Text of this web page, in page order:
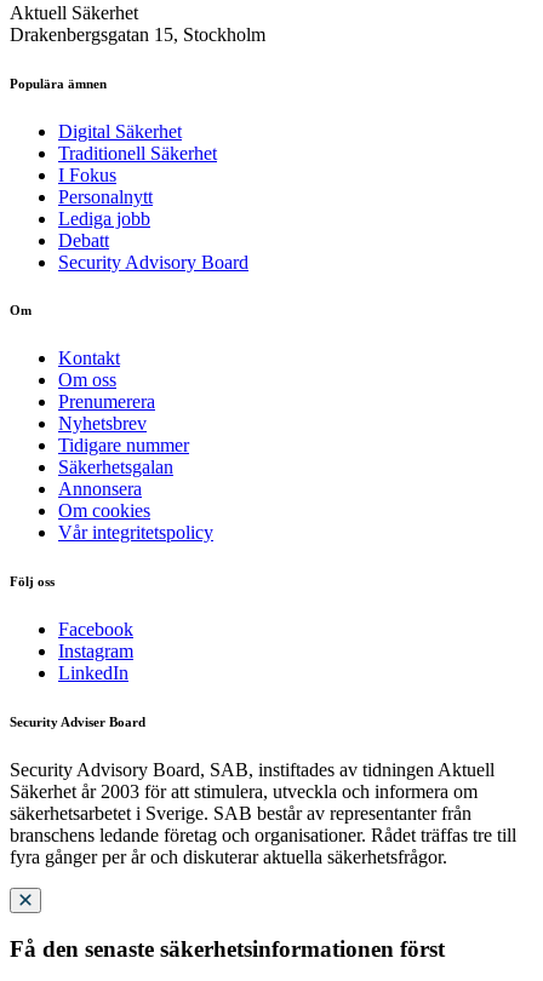
Aktuell Säkerhet
Drakenbergsgatan 15, Stockholm
Populära ämnen
Digital Säkerhet
Traditionell Säkerhet
I Fokus
Personalnytt
Lediga jobb
Debatt
Security Advisory Board
Om
Kontakt
Om oss
Prenumerera
Nyhetsbrev
Tidigare nummer
Säkerhetsgalan
Annonsera
Om cookies
Vår integritetspolicy
Följ oss
Facebook
Instagram
LinkedIn
Security Adviser Board
Security Advisory Board, SAB, instiftades av tidningen Aktuell
Säkerhet år 2003 för att stimulera, utveckla och informera om
säkerhetsarbetet i Sverige. SAB består av representanter från
branschens ledande företag och organisationer. Rådet träffas tre till
fyra gånger per år och diskuterar aktuella säkerhetsfrågor.
Få den senaste säkerhetsinformationen först